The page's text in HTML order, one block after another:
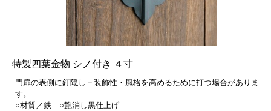
特製四葉金物 シノ付き ４寸
門扉の表側に釘隠し＋装飾性・風格を高めるために打つ場合がありま
す。
○材質／鉄 ○艶消し黒仕上げ